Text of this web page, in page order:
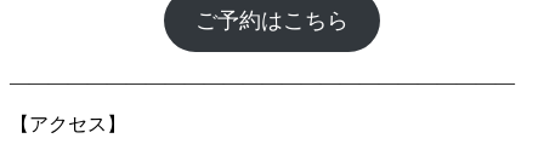
ご予約はこちら
――――――――――――――――――――――――――
【アクセス】